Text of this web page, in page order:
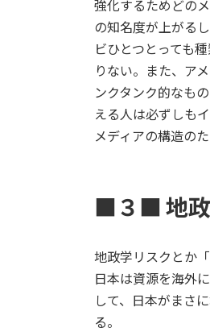
強化するためどの
の知名度が上がる
ビひとつとっても
りない。また、ア
ンクタンク的なも
える人は必ずしも
メディアの構造の
■３■ 地政
地政学リスクとか
日本は資源を海外
して、日本がまさ
る。